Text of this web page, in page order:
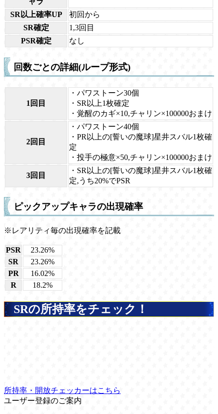
SR以上確率UP
初回から
SR確定
1,3回目
PSR確定
なし
回数ごとの詳細(ループ形式)
1回目
・パワストーン30個
・SR以上1枚確定
・覚醒のカギ×10,チャリン×100000おまけ
2回目
・パワストーン40個
・PR以上の[誓いの魔球]星井スバル1枚確
定
・投手の極意×50,チャリン×100000おまけ
3回目
・SR以上の[誓いの魔球]星井スバル1枚確
定,うち20%でPSR
ピックアップキャラの出現確率
※レアリティ毎の出現確率を記載
PSR
23.26%
SR
23.26%
PR
16.02%
R
18.2%
SRの所持率をチェック！
所持率・開放チェッカーはこちら
ユーザー登録のご案内